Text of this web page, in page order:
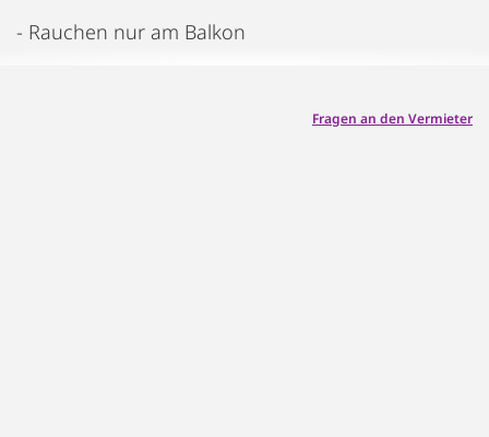
- Rauchen nur am Balkon
Fragen an den Vermieter